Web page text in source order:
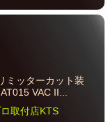
ミッターカット装
VAC II...
取付店KTS